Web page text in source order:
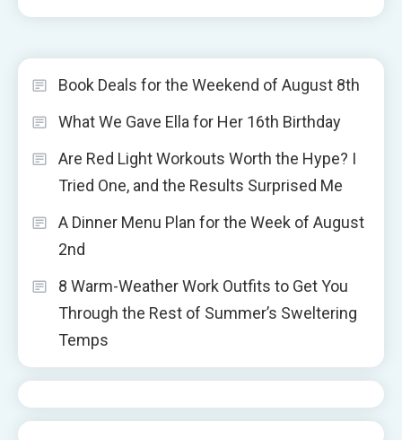
Book Deals for the Weekend of August 8th
What We Gave Ella for Her 16th Birthday
Are Red Light Workouts Worth the Hype? I
Tried One, and the Results Surprised Me
A Dinner Menu Plan for the Week of August
2nd
8 Warm-Weather Work Outfits to Get You
Through the Rest of Summer’s Sweltering
Temps